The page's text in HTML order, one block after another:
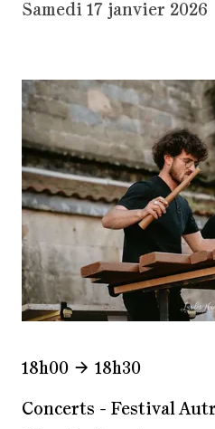
Samedi 17 janvier 2026
Concerts - Festival
18h00 18h30